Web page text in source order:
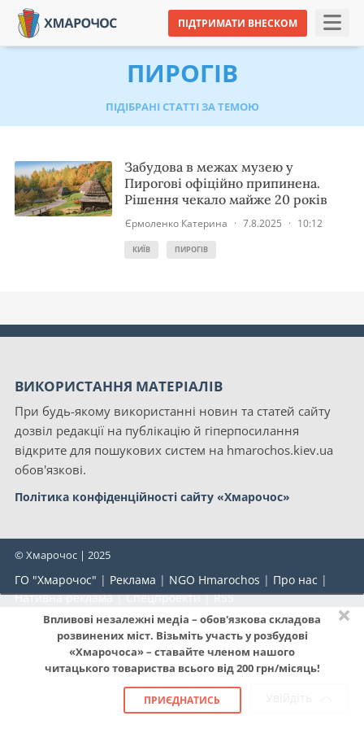
ПІДТРИМАТИ ВНЕСКОМ
×
Впливові незалежні медіа – обов'язкова складова
розвинених міст. Візьміть участь у розбудові
«Хмарочоса» – ставайте членом нашого
читацького товариства всього від 200 грн/місяць!
ПРИЄДНАТИСЬ
ПИРОГІВ
ПІДІБРАНІ СТАТТІ ЗА ТЕМОЮ
Забудова в межах музею у
Пирогові офіційно припинена.
Рішення чекало майже 20 років
Єрмоленко Катерина · 7.8.2025 · 10:12
КИЇВ ПИРОГІВ
ВИКОРИСТАННЯ МАТЕРІАЛІВ
При будь-якому використанні новин та статей сайту
дозвіл редакції на публікацію й гіперпосилання
відкрите для пошукових систем на hmarochos.kiev.ua
обов'язкові.
Політика конфіденційності сайту «Хмарочос»
© Хмарочос | 2025
ГО "Хмарочос" | Реклама | NGO Hmarochos | Про нас |
Нативна реклама|Спецпроекти|RSS